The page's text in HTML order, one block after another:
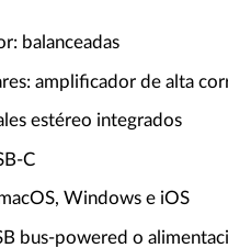
balanceadas
amplificador de alta
estéreo integrados
C
Windows e iOS
bus-powered o